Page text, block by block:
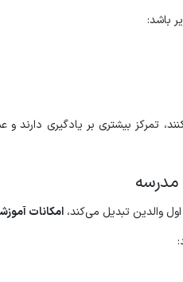
باشد:
تمرکز بیشتری بر یادگیری دارند و
مدرسه
والدین تبدیل می‌کند، امکانات